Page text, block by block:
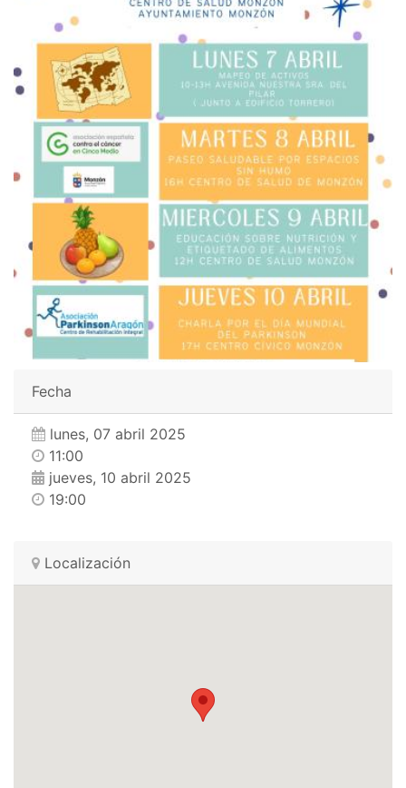
Fecha
lunes, 07 abril 2025
11:00
jueves, 10 abril 2025
19:00
Localización